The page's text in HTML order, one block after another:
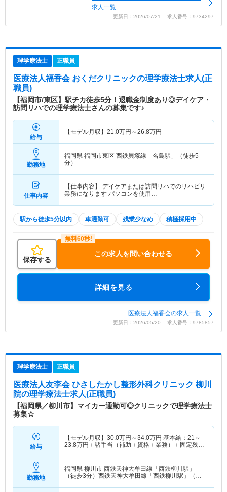
求人一覧
更新日：2026/07/21 求人番号：9734297
理学療法士 正職員
医療法人福香会 おくだクリニックの理学療法士求人(正
職員)
【福岡市/東区】駅チカ徒歩5分！退職金制度あり◎デイケア・
訪問リハでの理学療法士さんの募集です♪
給与
【モデル月収】 21.0万円～26.8万円
勤務地
福岡県 福岡市東区 西鉄貝塚線「名島駅」（徒歩5
分）
仕事内容
【仕事内容】 デイケアまたは訪問リハでのリハビリ
業務になります パソコンを使用…
駅から徒歩5分以内 車通勤可 残業少なめ 積極採用中
保存する
この求人を問い合わせる
詳細を見る
医療法人福香会の求人一覧
更新日：2026/05/20 求人番号：9785857
理学療法士 正職員
医療法人友李会 ひさしたかし整形外科クリニック 柳川
院の理学療法士求人(正職員)
【福岡県／柳川市】マイカー通勤可◎クリニックで理学療法士
募集☆
給与
【モデル月収】 30.0万円～34.0万円 基本給：21～
23.8万円＋諸手当（補助＋資格＋業務）＋固定残業
勤務地
福岡県 柳川市 西鉄天神大牟田線「西鉄柳川駅」
（徒歩3分）西鉄天神大牟田線「西鉄柳川駅」（徒